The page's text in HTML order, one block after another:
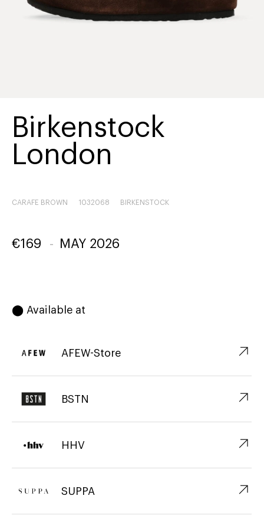
Birkenstock
London
CARAFE BROWN 1032068 BIRKENSTOCK
€169 - MAY 2026
⬤ Available at
AFEW-Store ↗︎
BSTN ↗︎
HHV ↗︎
SUPPA ↗︎